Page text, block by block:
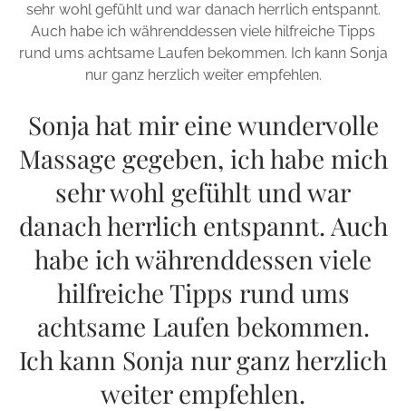
BLOG
KONTAKT
form
sehr wohl gefühlt und war danach herrlich entspannt.
Auch habe ich währenddessen viele hilfreiche Tipps
rund ums achtsame Laufen bekommen. Ich kann Sonja
nur ganz herzlich weiter empfehlen.
Sonja hat mir eine wundervolle
Massage gegeben, ich habe mich
sehr wohl gefühlt und war
danach herrlich entspannt. Auch
habe ich währenddessen viele
hilfreiche Tipps rund ums
achtsame Laufen bekommen.
Ich kann Sonja nur ganz herzlich
weiter empfehlen.